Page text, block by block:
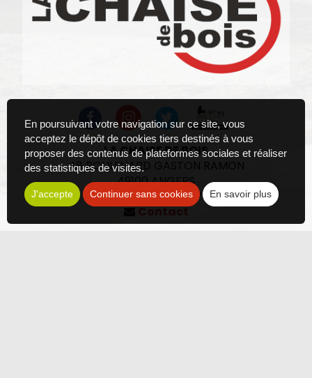
LA CHAISE DE BOIS
48 BOULEVARD GASTON RAMON
49100ANGERS
02 41 43 98 77
Contact
En poursuivant votre navigation sur ce site, vous
acceptez le dépôt de cookies tiers destinés à vous
proposer des contenus de plateformes sociales et réaliser
des statistiques de visites.
J'accepte Continuer sans cookies En savoir plus